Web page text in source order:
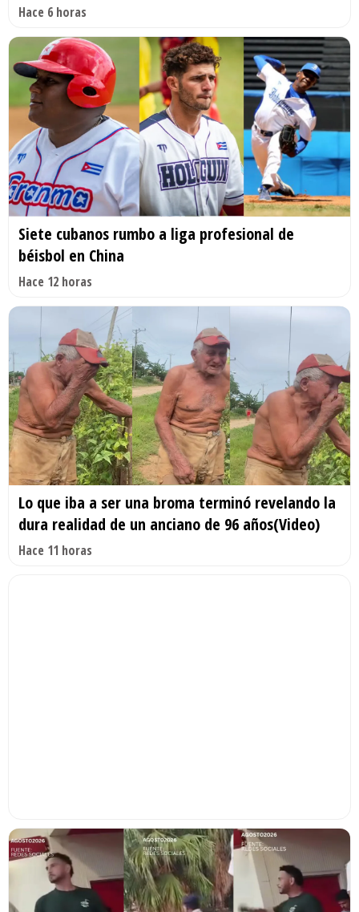
Hace 6 horas
Siete cubanos rumbo a liga profesional de
béisbol en China
Hace 12 horas
Lo que iba a ser una broma terminó revelando la
dura realidad de un anciano de 96 años(Video)
Hace 11 horas